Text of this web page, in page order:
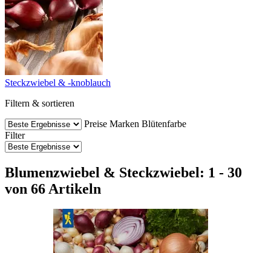
Steckzwiebel & -knoblauch
Filtern & sortieren
Preise Marken Blütenfarbe
Filter
Blumenzwiebel & Steckzwiebel: 1 - 30
von 66 Artikeln